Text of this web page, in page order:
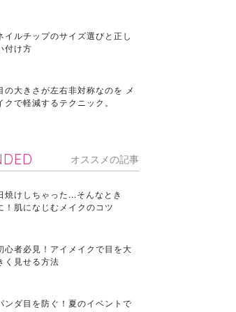
イルチップのサイズ選びと正し
付け方
の大きさが左右非対称なのを メ
クで軽減するテクニック。
オススメの記事
焼けしちゃった...そんなとき
！肌になじむメイクのコツ
心者必見！アイメイクで目を大
く見せる方法
ンダ目を防ぐ！夏のイベントで